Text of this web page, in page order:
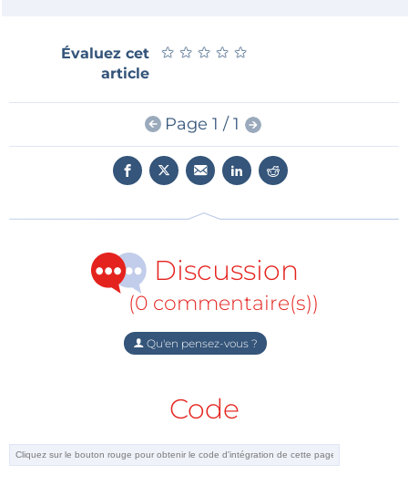
puces à haute performance actuelles (entre 8 et
16 GHz) d'un facteur 100. Pour les biens de
consommation classiques, cette technologie est
également intéressante. Ces puces pourraient être
mises à profit dans les communications rapides, les
modulateurs, les capteurs et les lasers. En tout cas, la
comme par magie.
Évaluez cet
article
★ ★ ★ ★ ★
★ ★ ★ ★ ★
Page 1 / 1
Discussion
(0 commentaire(s))
Qu'en pensez-vous ?
Code